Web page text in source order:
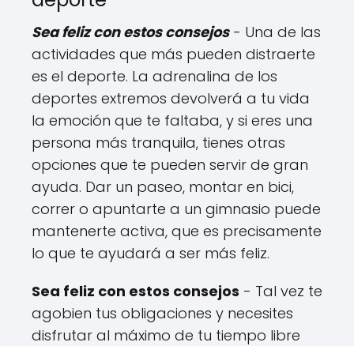
Sea feliz con estos consejos- Una de las
actividades que más pueden distraerte
es el deporte. La adrenalina de los
deportes extremos devolverá a tu vida
la emoción que te faltaba, y si eres una
persona más tranquila, tienes otras
opciones que te pueden servir de gran
ayuda. Dar un paseo, montar en bici,
correr o apuntarte a un gimnasio puede
mantenerte activa, que es precisamente
lo que te ayudará a ser más feliz.
Sea feliz con estos consejos - Tal vez te
agobien tus obligaciones y necesites
disfrutar al máximo de tu tiempo libre